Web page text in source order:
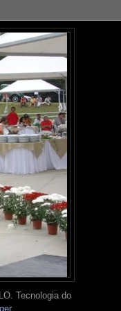
Tecnologia do
.